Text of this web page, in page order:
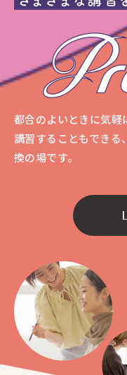
都合のよいときに気軽
講習することもできる
換の場です。